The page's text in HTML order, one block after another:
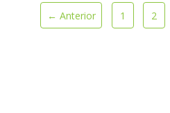
← Anterior 1 2